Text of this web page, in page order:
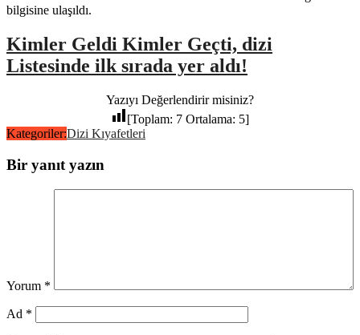
bilgisine ulaşıldı.
Kimler Geldi Kimler Geçti, dizi
Listesinde ilk sırada yer aldı!
Yazıyı Değerlendirir misiniz?
[Toplam: 7 Ortalama: 5]
Kategoriler:Dizi Kıyafetleri
Bir yanıt yazın
Yorum *
Ad *